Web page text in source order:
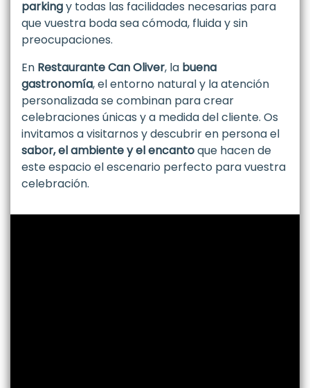
parkingy todas las facilidades necesarias para
que vuestra boda sea cómoda, fluida y sin
preocupaciones.
En Restaurante Can Oliver, la buena
gastronomía, el entorno natural y la atención
personalizada se combinan para crear
celebraciones únicas y a medida del cliente. Os
invitamos a visitarnos y descubrir en persona el
sabor, el ambiente y el encantoque hacen de
este espacio el escenario perfecto para vuestra
celebración.